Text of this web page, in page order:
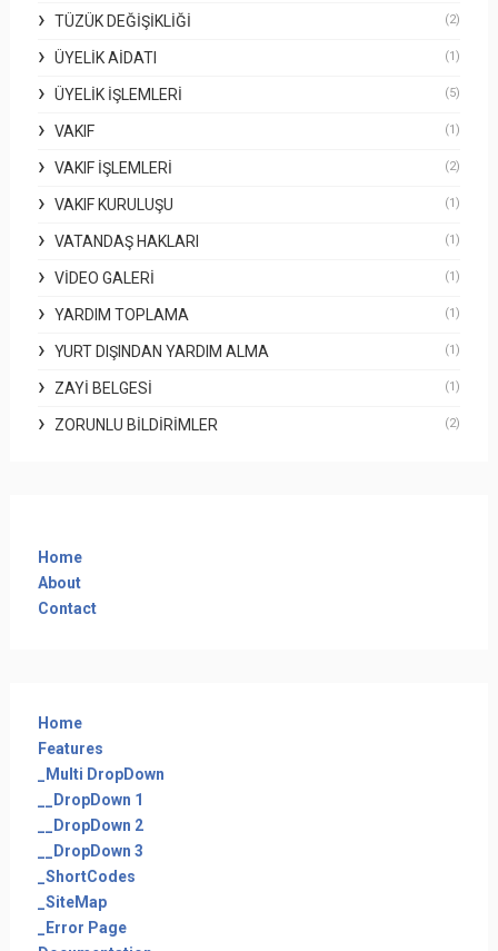
TÜZÜK DEĞIŞIKLIĞI (2)
ÜYELIK AIDATI (1)
ÜYELIK İŞLEMLERI (5)
VAKIF (1)
VAKIF İŞLEMLERI (2)
VAKIF KURULUŞU (1)
VATANDAŞ HAKLARI (1)
VIDEO GALERI (1)
YARDIM TOPLAMA (1)
YURT DIŞINDAN YARDIM ALMA (1)
ZAYI BELGESI (1)
ZORUNLU BILDIRIMLER (2)
Home
About
Contact
Home
Features
_Multi DropDown
__DropDown 1
__DropDown 2
__DropDown 3
_ShortCodes
_SiteMap
_Error Page